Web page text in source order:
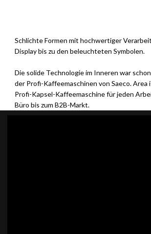
Schlichte Formen mit hochwertiger
Display bis zu den beleuchteten Symbolen.
Die solide Technologie im Inneren war
der Profi-Kaffeemaschinen von Saeco.
Profi-Kapsel-Kaffeemaschine für jeden
Büro bis zum B2B-Markt.